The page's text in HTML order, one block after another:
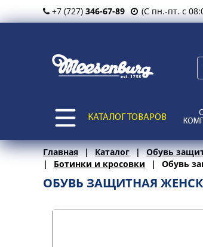
+7 (727) 346-67-89 (С пн.-пт. с
КАТАЛОГ ТОВАРОВ
Главная Каталог Обувь
Ботинки и кросовки
Обувь
ОБУВЬ ЗАЩИТНАЯ